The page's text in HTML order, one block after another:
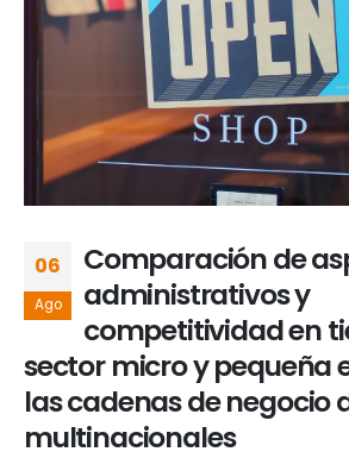
06
Ago
Comparación de
administrativos y
competitividad en
sector micro y pequeña
las cadenas de negocio
multinacionales